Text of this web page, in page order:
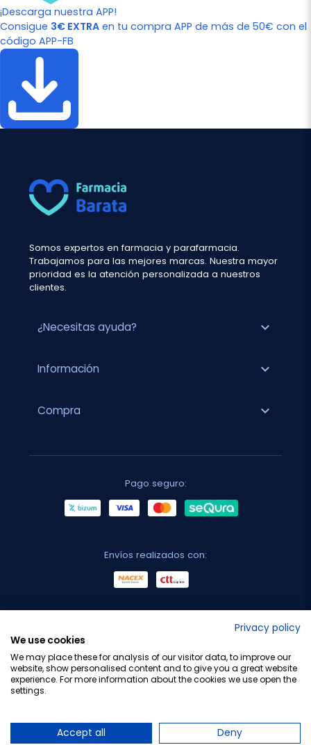
¡Descarga nuestra APP!
Consigue 3€ EXTRA en tu compra APP de más de 50€ con el
código APP-FB
Somos expertos en farmacia y parafarmacia.
Trabajamos para las mejores marcas. Nuestra mayor
prioridad es la atención personalizada a nuestros
clientes.
¿Necesitas ayuda? expand_more
Información expand_more
Compra expand_more
Pago seguro:
Envíos realizados con:
Privacy policy
We use cookies
We may place these for analysis of our visitor data, to improve our
website, show personalised content and to give you a great website
experience. For more information about the cookies we use open the
settings.
Accept all Deny